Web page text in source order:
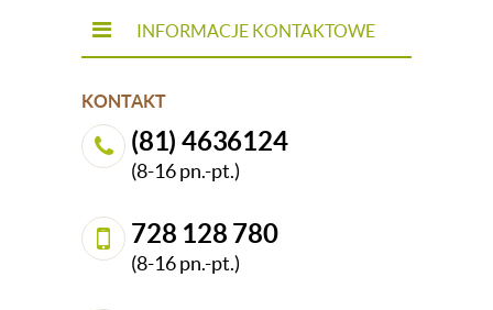
INFORMACJE KONTAKTOWE
KONTAKT
(81) 4636124
(8-16 pn.-pt.)
728 128 780
(8-16 pn.-pt.)